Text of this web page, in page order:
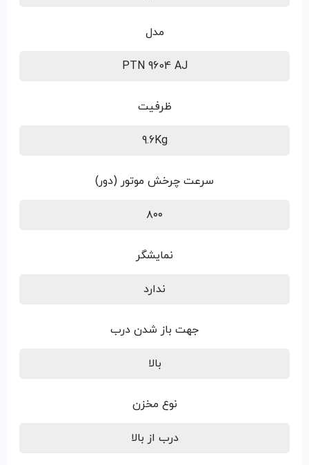
مدل
PTN 9604 AJ
ظرفیت
9.6Kg
سرعت چرخش موتور (دور)
۸۰۰
نمایشگر
ندارد
جهت باز شدن درب
بالا
نوع مخزن
درب از بالا